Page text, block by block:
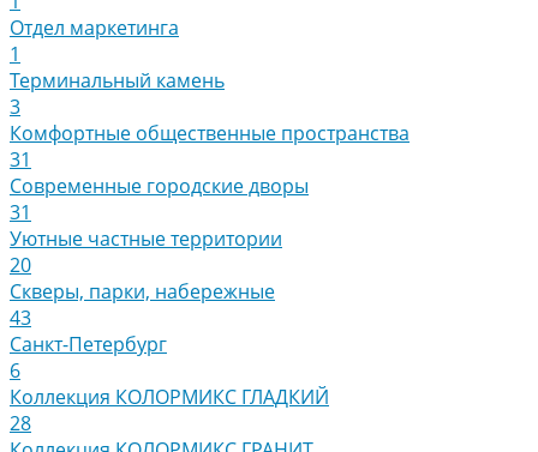
Отдел маркетинга
1
Терминальный камень
3
Комфортные общественные пространства
31
Современные городские дворы
31
Уютные частные территории
20
Скверы, парки, набережные
43
Санкт-Петербург
6
Коллекция КОЛОРМИКС ГЛАДКИЙ
28